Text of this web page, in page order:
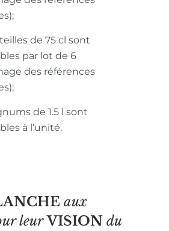
de 75 cl sont
par lot de 6
des références
de 1.5 l sont
à l’unité.
aux
leur VISION du